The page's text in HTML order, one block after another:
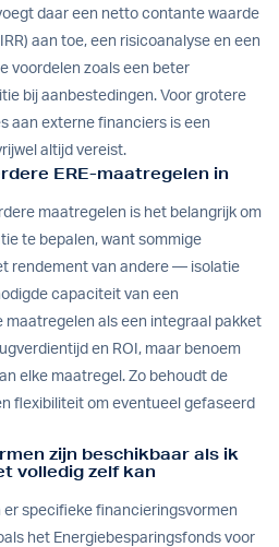
daar een netto contante waarde
aan toe, een risicoanalyse en een
voordelen zoals een beter
bij aanbestedingen. Voor grotere
aan externe financiers is een
altijd vereist.
ERE-maatregelen in
maatregelen is het belangrijk om
te bepalen, want sommige
rendement van andere — isolatie
capaciteit van een
maatregelen als een integraal pakket
en ROI, maar benoem
elke maatregel. Zo behoudt de
flexibiliteit om eventueel gefaseerd
zijn beschikbaar als ik
volledig zelf kan
er specifieke financieringsvormen
het Energiebesparingsfonds voor